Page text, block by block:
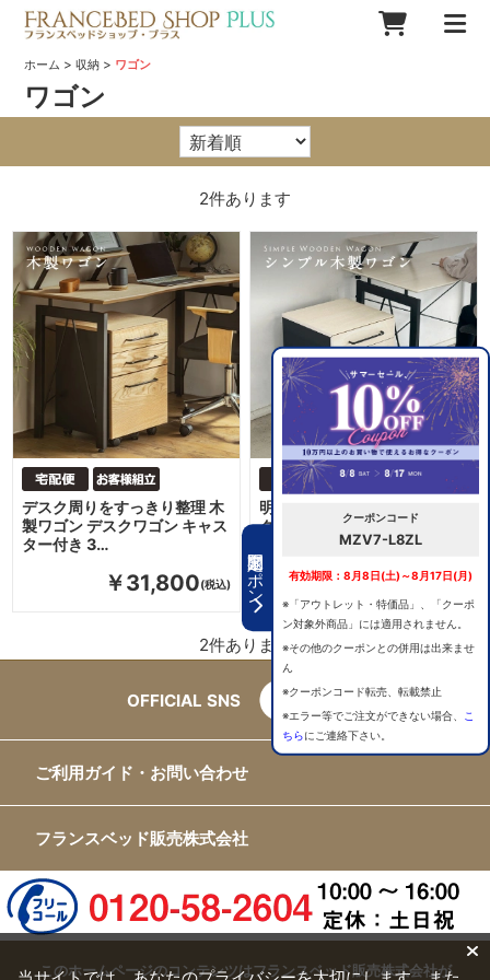
期間限定クーポン
クーポンコード
MZV7-L8ZL
有効期限：8月8日(土)～8月17日(月)
※「アウトレット・特価品」、「クーポ
ン対象外商品」には適用されません。
※その他のクーポンとの併用は出来ませ
ん
※クーポンコード転売、転載禁止
※エラー等でご注文ができない場合、
こ
ちらにご連絡下さい。
ホーム >収納 > ワゴン
ワゴン
2件あります
デスク周りをすっきり整理 木
製ワゴン デスクワゴン キャス
ター付き 3…
￥31,800
明るいナチュラルカラー デス
クワゴン キャスター付き ワゴ
ン 収納ワゴ…
￥31,800
2件あります
OFFICIAL SNS
ご利用ガイド・お問い合わせ
フランスベッド販売株式会社
このホームページのコンテンツはフランスベッド販売株式会社が